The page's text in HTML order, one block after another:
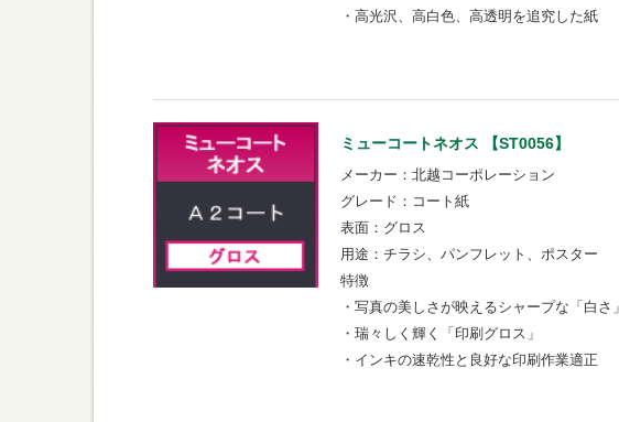
・高光沢、高白色、高透明を追究した紙
ミューコートネオス 【ST0056】
メーカー：北越コーポレーション
グレード：コート紙
表面：グロス
用途：チラシ、パンフレット、ポスター
特徴
・写真の美しさが映えるシャープな「白さ
・瑞々しく輝く「印刷グロス」
・インキの速乾性と良好な印刷作業適正